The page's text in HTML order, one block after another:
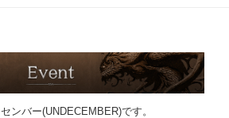
ンバー(UNDECEMBER)です。